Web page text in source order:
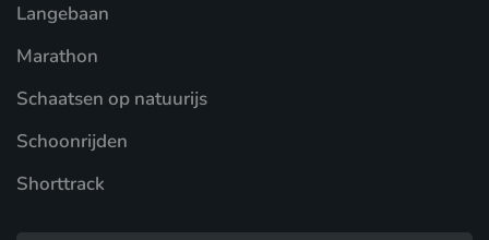
Langebaan
Marathon
Schaatsen op natuurijs
Schoonrijden
Shorttrack